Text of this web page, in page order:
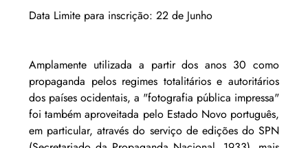
Data Limite para inscrição: 22 de Junho
Amplamente utilizada a partir dos anos 30 como
propaganda pelos regimes totalitários e autoritários
dos países ocidentais, a "fotografia pública impressa"
foi também aproveitada pelo Estado Novo português,
em particular, através do serviço de edições do SPN